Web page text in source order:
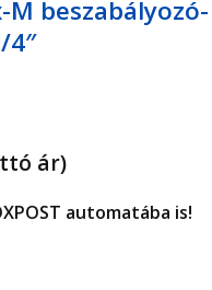
M beszabályozó-
4″
ár)
automatába is!